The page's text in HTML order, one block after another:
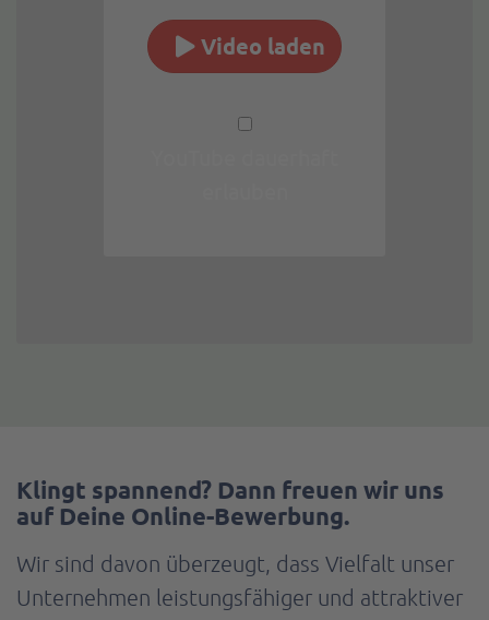
Video laden
Klingt spannend? Dann freuen wir uns
auf Deine Online-Bewerbung.
Wir sind davon überzeugt, dass Vielfalt unser
Unternehmen leistungsfähiger und attraktiver